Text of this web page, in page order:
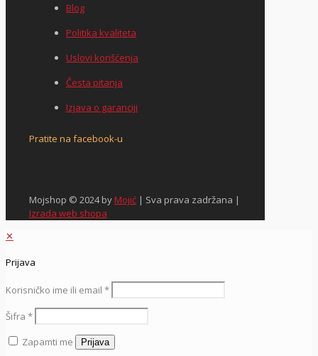
Blog
Politika kvaliteta
Uslovi korišćenja
Česta pitanja
Izjava o garanciji
Pratite na facebook-u
Mojshop © 2024 byMojić | Sva prava zadržana |
Izrada web shopa
✕
Prijava
Korisničko ime ili email *
Šifra *
Zapamti me
Prijava